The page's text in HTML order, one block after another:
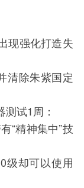
现强化打造失
清除朱紫国定
测试1周：
“精神集中”技
级却可以使用